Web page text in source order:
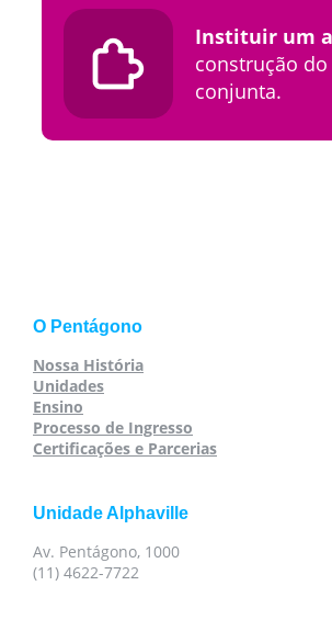
Instituir um
construção
conjunta.
O Pentágono
Nossa História
Unidades
Ensino
Processo de Ingresso
Certificações e Parcerias
Unidade Alphaville
Av. Pentágono, 1000
(11) 4622-7722